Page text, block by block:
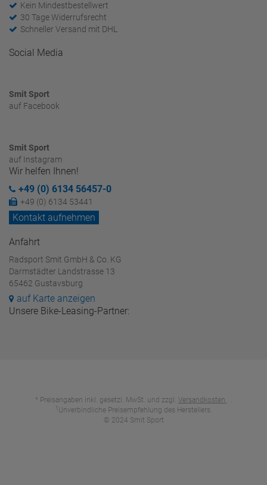
Kein Mindestbestellwert
30 Tage Widerrufsrecht
Schneller Versand mit DHL
Social Media
Smit Sport
auf Facebook
Smit Sport
auf Instagram
Wir helfen Ihnen!
+49 (0) 6134 56457-0
+49 (0) 6134 53441
Kontakt aufnehmen
Anfahrt
Radsport Smit GmbH & Co. KG
Darmstädter Landstrasse 13
65462 Gustavsburg
auf Karte anzeigen
Unsere Bike-Leasing-Partner:
* Preisangaben inkl. gesetzl. MwSt. und zzgl. Versandkosten .
1 Unverbindliche Preisempfehlung des Herstellers.
© 2024 Smit Sport